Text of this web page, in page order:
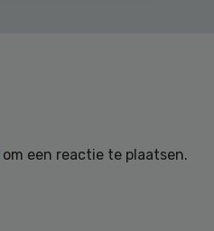
om een reactie te plaatsen.